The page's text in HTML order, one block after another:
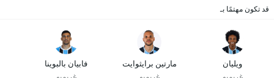
قد تكون مهتمًا بـ
ويليان مارتين برايثوايت فابيان بالبوينا